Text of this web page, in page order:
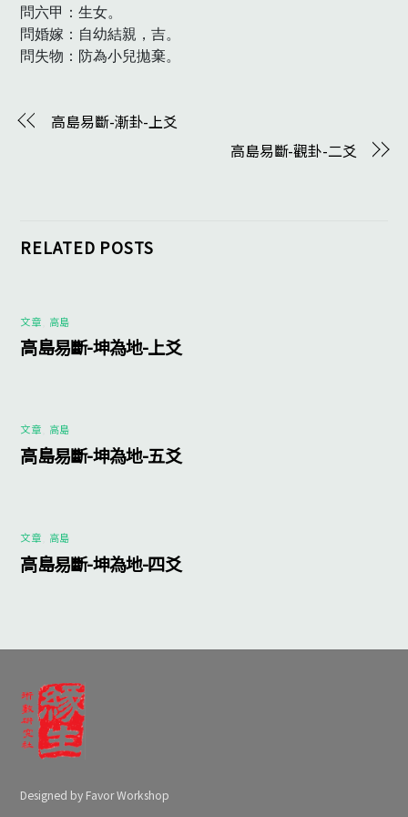
問六甲：生女。
問婚嫁：自幼結親，吉。
問失物：防為小兒拋棄。
高島易斷-漸卦-上爻
高島易斷-觀卦-二爻
RELATED POSTS
文章 高島
高島易斷-坤為地-上爻
文章 高島
高島易斷-坤為地-五爻
文章 高島
高島易斷-坤為地-四爻
Designed by Favor Workshop